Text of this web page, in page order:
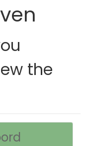
the